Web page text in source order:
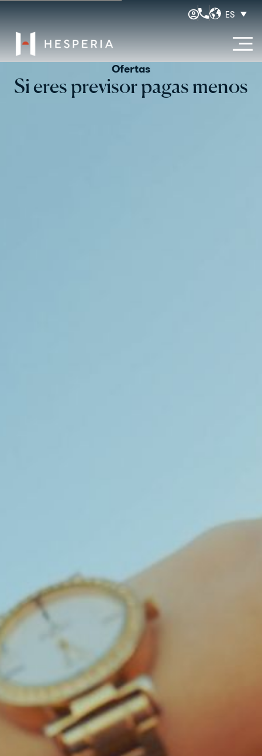
ES
Ofertas
Si eres previsor pagas menos